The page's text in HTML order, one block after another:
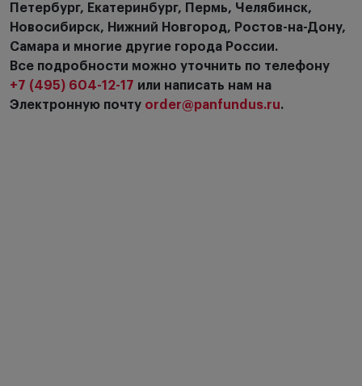
Петербург, Екатеринбург, Пермь, Челябинск,
Новосибирск, Нижний Новгород, Ростов-на-Дону,
Самара и многие другие города России.
Все подробности можно уточнить по телефону
+7 (495) 604-12-17 или написать нам на
Электронную почту order@panfundus.ru.